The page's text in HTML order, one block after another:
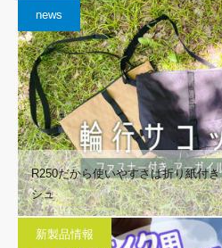
news
R250だから使いやすさは折り紙付
シュ
新製品情報